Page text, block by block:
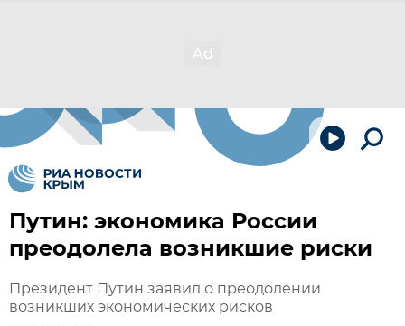
Путин: экономика России
преодолела возникшие риски
Президент Путин заявил о преодолении
возникших экономических рисков